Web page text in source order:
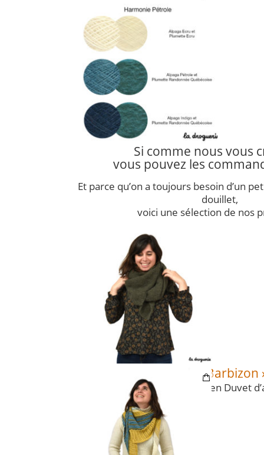
Si comme nous vous
vous pouvez les
Et parce qu’on a toujours besoin d’un
douillet,
voici une sélection de nos
le châle carré « Barbizon
le châle « Vouvray » en Duvet